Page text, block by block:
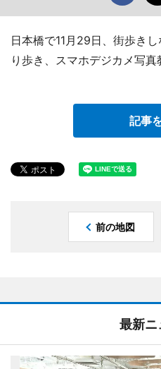
日本橋で11月29日、街歩き
り歩き、スマホデジカメ写真
記事
前の地図
最新ニ